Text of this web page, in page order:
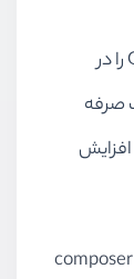
()ob_gzhandler می تواند خاصیت Gzip را در
صرفه
افزایش
برای نصب و فراخوانی این کتابخانه از طریق composer